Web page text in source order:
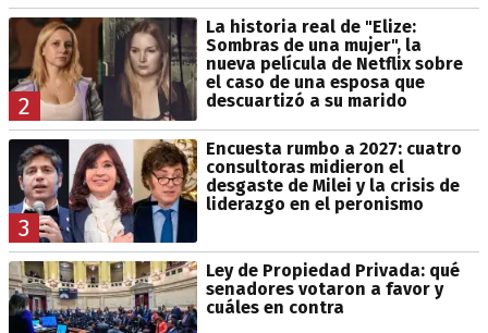
2
La historia real de "Elize:
Sombras de una mujer", la
nueva película de Netflix sobre
el caso de una esposa que
descuartizó a su marido
3
Encuesta rumbo a 2027: cuatro
consultoras midieron el
desgaste de Milei y la crisis de
liderazgo en el peronismo
Ley de Propiedad Privada: qué
senadores votaron a favor y
cuáles en contra